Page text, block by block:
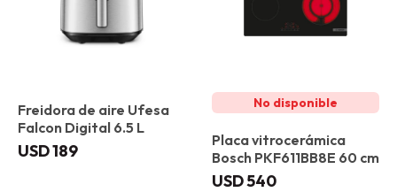
Freidora de aire Ufesa
Falcon Digital 6.5 L
USD189
Placa vitrocerámica
Bosch PKF611BB8E 60 cm
USD540